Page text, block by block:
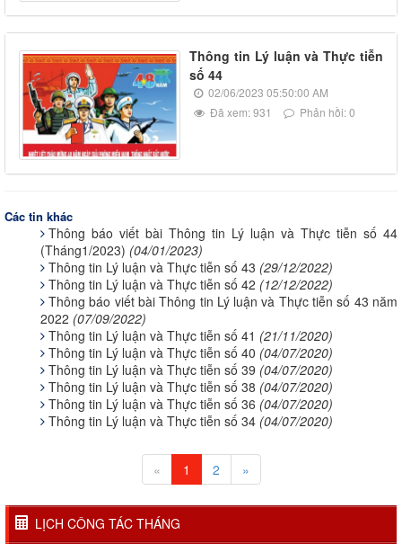
Thông tin Lý luận và Thực tiễn
số 44
02/06/2023 05:50:00 AM
Đã xem: 931
Phản hồi: 0
Các tin khác
Thông báo viết bài Thông tin Lý luận và Thực tiễn số 44
(Tháng1/2023) (04/01/2023)
Thông tin Lý luận và Thực tiễn số 43 (29/12/2022)
Thông tin Lý luận và Thực tiễn số 42 (12/12/2022)
Thông báo viết bài Thông tin Lý luận và Thực tiễn số 43 năm
2022 (07/09/2022)
Thông tin Lý luận và Thực tiễn số 41 (21/11/2020)
Thông tin Lý luận và Thực tiễn số 40 (04/07/2020)
Thông tin Lý luận và Thực tiễn số 39 (04/07/2020)
Thông tin Lý luận và Thực tiễn số 38 (04/07/2020)
Thông tin Lý luận và Thực tiễn số 36 (04/07/2020)
Thông tin Lý luận và Thực tiễn số 34 (04/07/2020)
« 1 2 »
LỊCH CÔNG TÁC THÁNG